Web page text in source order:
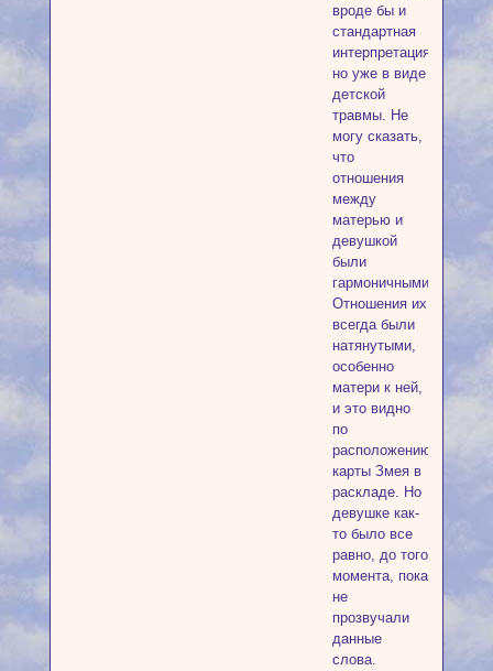
вроде бы и
стандартная
интерпретация,
но уже в виде
детской
травмы. Не
могу сказать,
что
отношения
между
матерью и
девушкой
были
гармоничными.
Отношения их
всегда были
натянутыми,
особенно
матери к ней,
и это видно
по
расположению
карты Змея в
раскладе. Но
девушке как-
то было все
равно, до того
момента, пока
не
прозвучали
данные
слова.